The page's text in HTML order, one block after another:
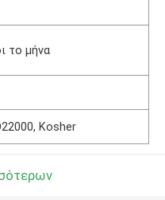
το μήνα
Kosher